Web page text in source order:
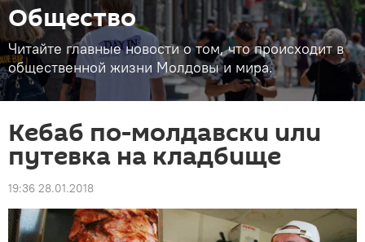
Общество
Читайте главные новости о том, что происходит в
общественной жизни Молдовы и мира.
Кебаб по-молдавски или
путевка на кладбище
19:36 28.01.2018